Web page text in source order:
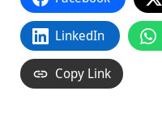
LinkedIn
Copy Link